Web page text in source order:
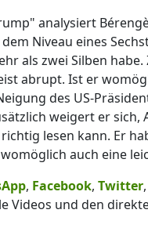
analysiert
Niveau eines
als zwei Silben
abrupt. Ist er
des US-
weigert er sich,
lesen kann. Er
auch eine
, Facebook, Twitter,
Videos und den